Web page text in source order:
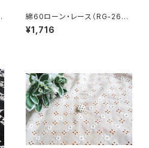
綿60ローン・レース（RG-2667
2c）
¥1,716